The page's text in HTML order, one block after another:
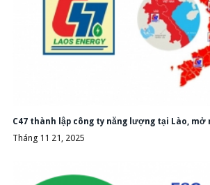
C47 thành lập công ty năng lượng tại Lào,
Tháng 11 21, 2025